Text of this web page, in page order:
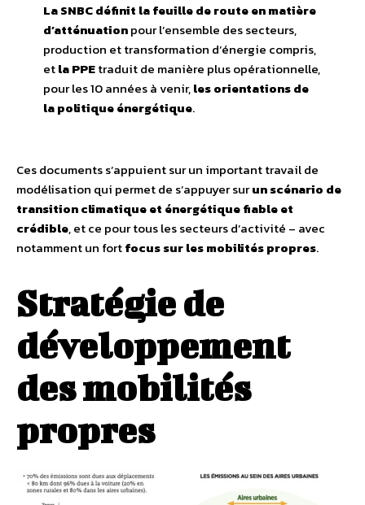
La SNBC définit la feuille de route en matière
d’atténuationpour l’ensemble des secteurs,
production et transformation d’énergie compris,
etla PPEtraduit de manière plus opérationnelle,
pour les 10 années à venir,les orientations de
la politique énergétique.
Ces documents s’appuient sur un important travail de
modélisation qui permet de s’appuyer surun scénario de
transition climatique et énergétique fiable et
crédible, et ce pour tous les secteurs d’activité – avec
notamment un fortfocus sur les mobilités propres.
Stratégie de
développement
des mobilités
propres